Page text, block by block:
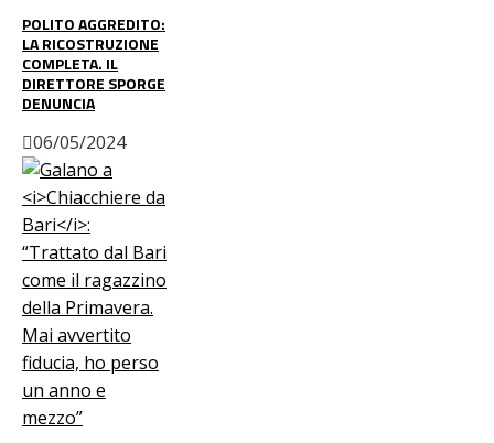
POLITO AGGREDITO:
LA RICOSTRUZIONE
COMPLETA. IL
DIRETTORE SPORGE
DENUNCIA
06/05/2024